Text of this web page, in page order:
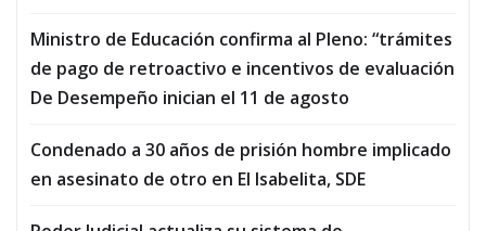
Ministro de Educación confirma al Pleno: “trámites
de pago de retroactivo e incentivos de evaluación
De Desempeño inician el 11 de agosto
Condenado a 30 años de prisión hombre implicado
en asesinato de otro en El Isabelita, SDE